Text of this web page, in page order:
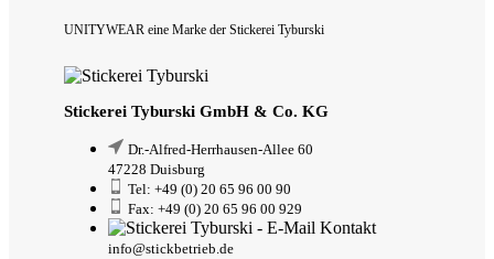
UNITYWEAR eine Marke der Stickerei Tyburski
Stickerei Tyburski GmbH & Co. KG
Dr.-Alfred-Herrhausen-Allee 60
47228 Duisburg
Tel: +49 (0) 20 65 96 00 90
Fax: +49 (0) 20 65 96 00 929
info@stickbetrieb.de